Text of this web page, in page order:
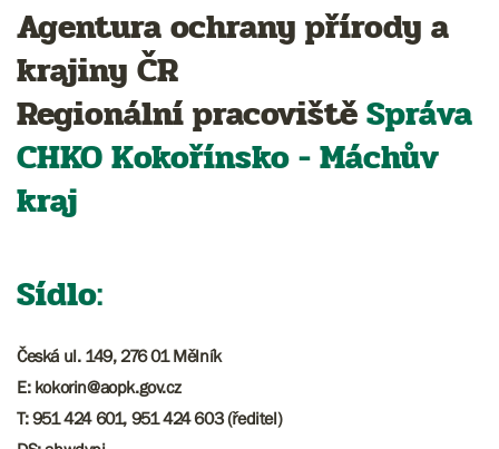
Agentura ochrany přírody a
krajiny ČR
Regionální pracovištěSpráva
CHKOKokořínsko - Máchův
kraj
Sídlo:
Česká ul. 149, 276 01 Mělník
E: kokorin@aopk.gov.cz
T: 951 424 601, 951 424 603 (ředitel)